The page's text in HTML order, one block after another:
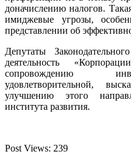
доначислению налогов.
имиджевые угрозы,
представлении об
Депутаты
деятельность
сопровождению
удовлетворительной,
улучшению этого
института развития.
Post Views: 239